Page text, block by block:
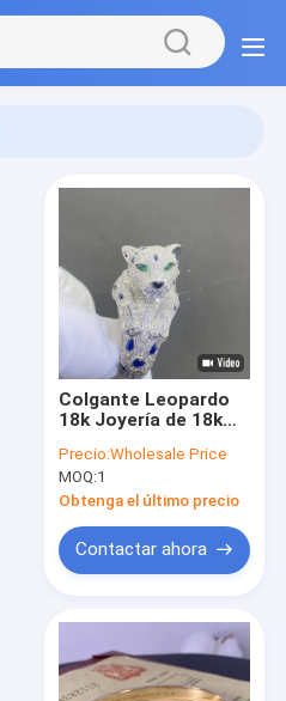
Colgante Leopardo
18k Joyería de 18k
de corte brillante
Anillos de pareja Oro
18k
Precio:Wholesale Price
MOQ:1
Obtenga el último precio
Contactar ahora